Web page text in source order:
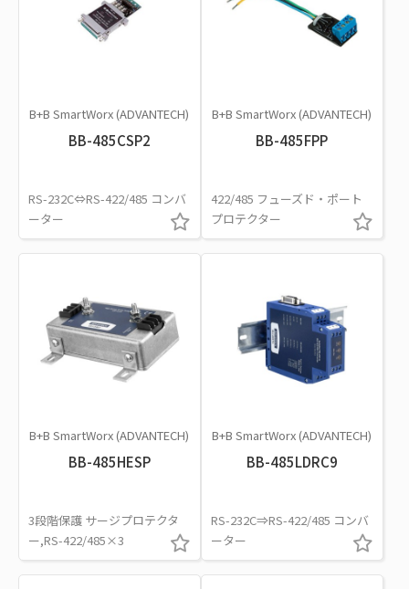
B+B SmartWorx (ADVANTECH)
BB-485CSP2
RS-232C⇔RS-422/485 コンバ
ーター
B+B SmartWorx (ADVANTECH)
BB-485FPP
422/485 フューズド・ポート
プロテクター
B+B SmartWorx (ADVANTECH)
BB-485HESP
3段階保護 サージプロテクタ
ー,RS-422/485×3
B+B SmartWorx (ADVANTECH)
BB-485LDRC9
RS-232C⇒RS-422/485 コンバ
ーター